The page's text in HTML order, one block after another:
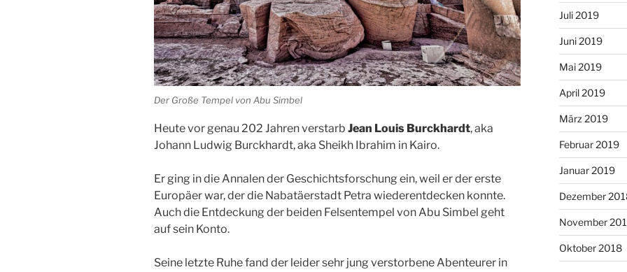
Der Große Tempel von Abu Simbel
Heute vor genau 202 Jahren verstarb Jean Louis Burckhardt, aka
Johann Ludwig Burckhardt, aka Sheikh Ibrahim in Kairo.
Er ging in die Annalen der Geschichtsforschung ein, weil er der erste
Europäer war, der die Nabatäerstadt Petra wiederentdecken konnte.
Auch die Entdeckung der beiden Felsentempel von Abu Simbel geht
auf sein Konto.
Seine letzte Ruhe fand der leider sehr jung verstorbene Abenteurer in
Juli 2019
Juni 2019
Mai 2019
April 2019
März 2019
Februar 2019
Januar 2019
Dezember
November
Oktober 2018